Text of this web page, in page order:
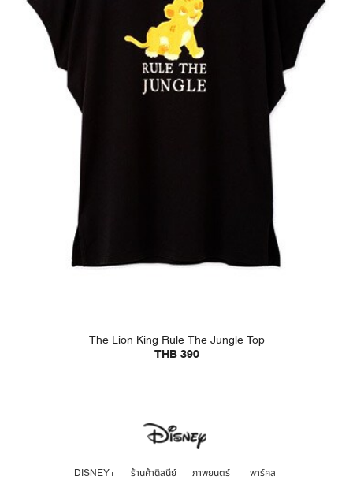
The Lion King Rule The Jungle Top
THB 390
DISNEY+ ร้านค้าดิสนีย์ ภาพยนตร์ พาร์คส